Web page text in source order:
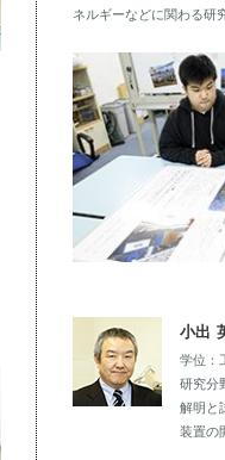
ネルギーなどに関わる研
小出
学位：
研究分
解明と
装置の